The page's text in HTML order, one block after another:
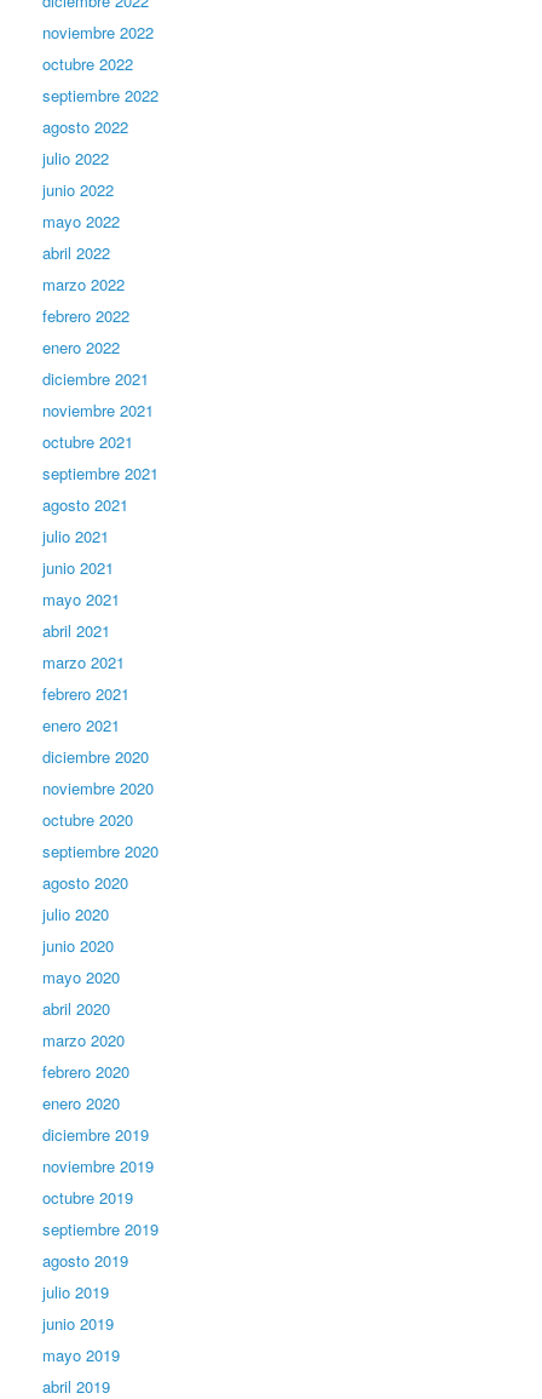
noviembre 2022
octubre 2022
septiembre 2022
agosto 2022
julio 2022
junio 2022
mayo 2022
abril 2022
marzo 2022
febrero 2022
enero 2022
diciembre 2021
noviembre 2021
octubre 2021
septiembre 2021
agosto 2021
julio 2021
junio 2021
mayo 2021
abril 2021
marzo 2021
febrero 2021
enero 2021
diciembre 2020
noviembre 2020
octubre 2020
septiembre 2020
agosto 2020
julio 2020
junio 2020
mayo 2020
abril 2020
marzo 2020
febrero 2020
enero 2020
diciembre 2019
noviembre 2019
octubre 2019
septiembre 2019
agosto 2019
julio 2019
junio 2019
mayo 2019
abril 2019